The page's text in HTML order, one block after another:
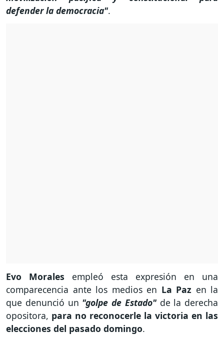
defender la democracia".
Evo Morales empleó esta expresión en una
comparecencia ante los medios en La Paz en la
que denunció un "golpe de Estado"de la derecha
opositora, para no reconocerle la victoria en las
elecciones del pasado domingo.